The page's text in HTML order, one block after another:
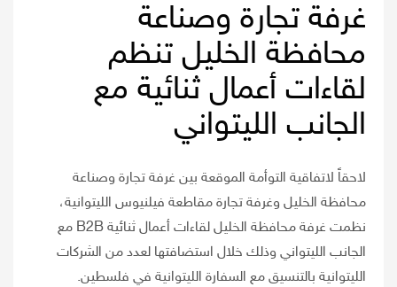
غرفة تجارة وصناعة
محافظة الخليل تنظم
لقاءات أعمال ثنائية مع
الجانب الليتواني
لاحقاً لاتفاقية التوأمة الموقعة بين غرفة تجارة وصناعة
محافظة الخليل وغرفة تجارة مقاطعة فيلنيوس الليتوانية،
نظمت غرفة محافظة الخليل لقاءات أعمال ثنائية B2B مع
الجانب الليتواني وذلك خلال استضافتها لعدد من الشركات
الليتوانية بالتنسيق مع السفارة الليتوانية في فلسطين.